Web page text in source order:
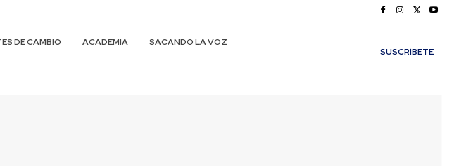
DE CAMBIO ACADEMIA
SACANDO LA VOZ
SUSCRÍBETE